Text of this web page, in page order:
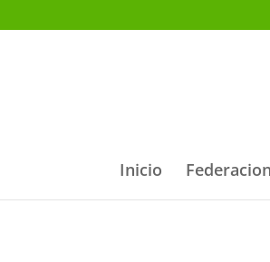
Inicio